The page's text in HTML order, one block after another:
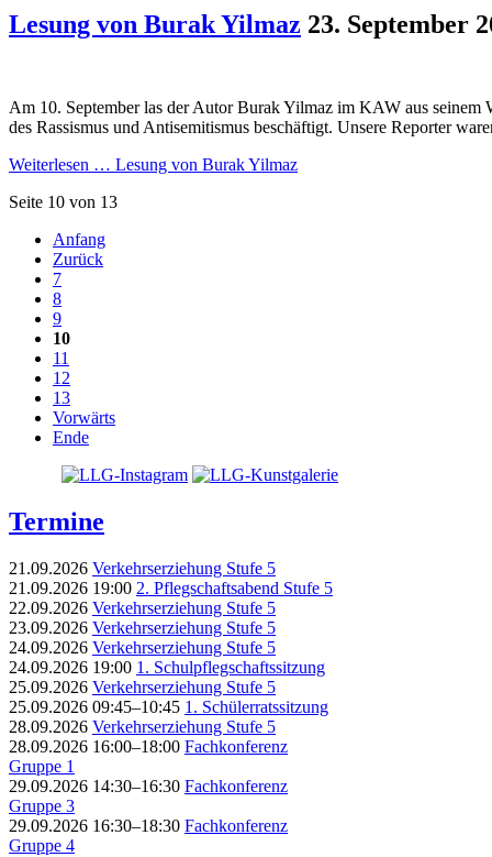
Lesung von Burak Yilmaz 23. September
Am 10. September las der Autor Burak Yilmaz im KAW aus seinem
des Rassismus und Antisemitismus beschäftigt. Unsere Reporter
Weiterlesen … Lesung von Burak Yilmaz
Seite 10 von 13
Anfang
Zurück
7
8
9
10
11
12
13
Vorwärts
Ende
Termine
21.09.2026 Verkehrserziehung Stufe 5
21.09.2026 19:00 2. Pflegschaftsabend Stufe 5
22.09.2026 Verkehrserziehung Stufe 5
23.09.2026 Verkehrserziehung Stufe 5
24.09.2026 Verkehrserziehung Stufe 5
24.09.2026 19:00 1. Schulpflegschaftssitzung
25.09.2026 Verkehrserziehung Stufe 5
25.09.2026 09:45–10:45 1. Schülerratssitzung
28.09.2026 Verkehrserziehung Stufe 5
28.09.2026 16:00–18:00 Fachkonferenz
Gruppe 1
29.09.2026 14:30–16:30 Fachkonferenz
Gruppe 3
29.09.2026 16:30–18:30 Fachkonferenz
Gruppe 4